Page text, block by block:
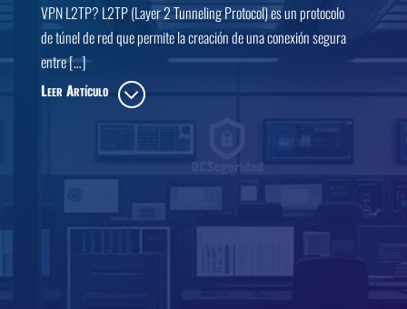
VPN L2TP? L2TP (Layer 2 Tunneling Protocol) es un protocolo
de túnel de red que permite la creación de una conexión segura
entre […]
Leer Artículo